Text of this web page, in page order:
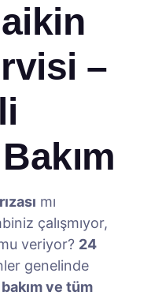
–
mı
çalışmıyor,
veriyor? 24
genelinde
ve tüm